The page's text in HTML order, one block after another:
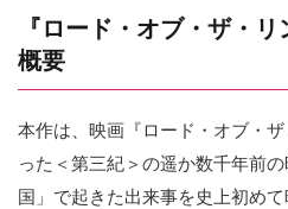
『ロード・オブ・ザ・リ
概要
本作は、映画『ロード・オブ・
った＜第三紀＞の遥か数千年前
国」で起きた出来事を史上初め